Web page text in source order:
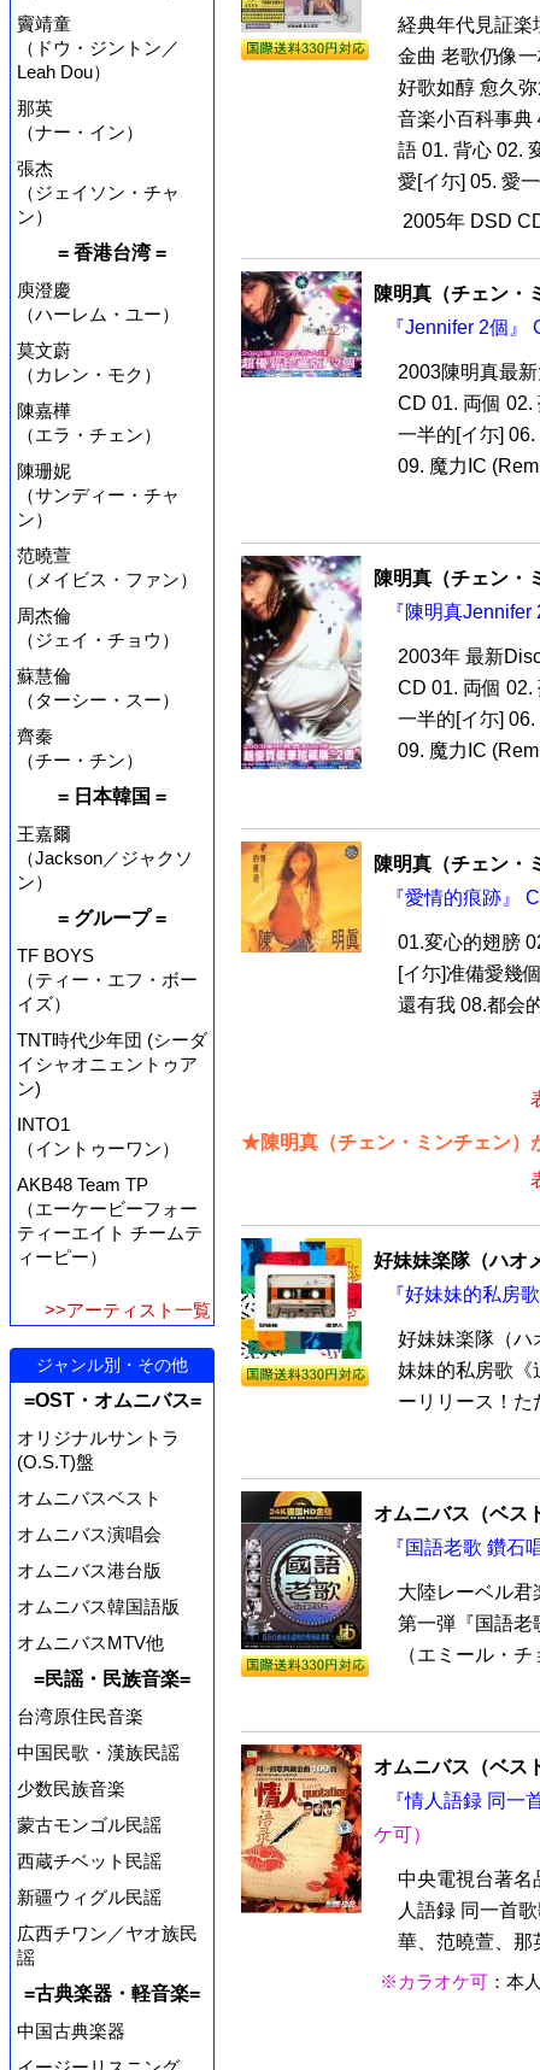
竇靖童
（ドウ・ジントン／
Leah Dou）
那英
（ナー・イン）
張杰
（ジェイソン・チャ
ン）
= 香港台湾 =
庾澄慶
（ハーレム・ユー）
莫文蔚
（カレン・モク）
陳嘉樺
（エラ・チェン）
陳珊妮
（サンディー・チャ
ン）
范曉萱
（メイビス・ファン）
周杰倫
（ジェイ・チョウ）
蘇慧倫
（ターシー・スー）
齊秦
（チー・チン）
= 日本韓国 =
王嘉爾
（Jackson／ジャクソ
ン）
= グループ =
TF BOYS
（ティー・エフ・ボー
イズ）
TNT時代少年団 (シーダ
イシャオニェントゥア
ン)
INTO1
（イントゥーワン）
AKB48 Team TP
（エーケービーフォー
ティーエイト チームテ
ィーピー）
>>アーティスト一覧
ジャンル別・その他
=OST・オムニバス=
オリジナルサントラ
(O.S.T)盤
オムニバスベスト
オムニバス演唱会
オムニバス港台版
オムニバス韓国語版
オムニバスMTV他
=民謡・民族音楽=
台湾原住民音楽
中国民歌・漢族民謡
少数民族音楽
蒙古モンゴル民謡
西蔵チベット民謡
新疆ウィグル民謡
広西チワン／ヤオ族民
謡
=古典楽器・軽音楽=
中国古典楽器
経典年代見証楽
金曲 老歌仍像
好歌如醇 愈久
音楽小百科事典
語 01. 背心 02.
愛[イ尓] 05. 愛
2005年 DSD
陳明真（チェン・
『Jennifer 2個
2003陳明真最
CD 01. 両個 02.
一半的[イ尓]
09. 魔力IC
陳明真（チェン・
『陳明真
2003年 最新
CD 01. 両個 02.
一半的[イ尓]
09. 魔力IC
陳明真（チェン・
『愛情的痕跡』
01.変心的翅膀
[イ尓]准備愛幾
還有我 08.都会
★陳明真（チェン・ミンチェン）
好妹妹楽隊（ハオ
『好妹妹的私房
好妹妹楽隊（ハ
妹妹的私房歌《
ーリリース！た
オムニバス（ベス
『国語老歌 鑽石
大陸レーベル君
第一弾『国語老
（エミール・
オムニバス（ベス
『情人語録 同一
ケ可）
中央電視台著名
人語録 同一首
華、范曉萱、那
※カラオケ可 ：本